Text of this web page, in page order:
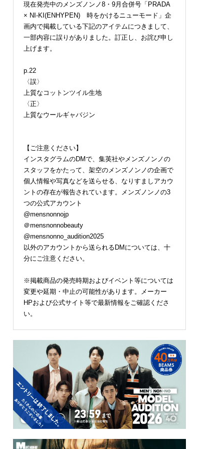
現在発売中のメンズノンノ8・9月合併号「PRADA
× NI-KI(ENHYPEN) 時をかけるニューモード」企
画内で掲載している下記のアイテムにつきまして、
一部内容に誤りがありました。訂正し、お詫び申し
上げます。
p.22
〈誤〉
上質なコットンツイル生地
〈正〉
上質なウールギャバジン
【ご注意ください】
インスタグラムのDMで、集英社やメンズノンノの
スタッフをかたって、架空のメンズノンノの企画で
個人情報や写真などを送らせる、なりすましアカウ
ントの存在が報告されています。メンズノンノの3
つの公式アカウント
@mensnonnojp
＠mensnonnobeauty
@mensnonno_audition2025
以外のアカウントから送られるDMについては、十
分にご注意ください。
※掲載商品の発売時期およびイベント等については
変更や延期・中止の可能性があります。メーカー
HPおよび公式サイト等で最新情報をご確認くださ
い。